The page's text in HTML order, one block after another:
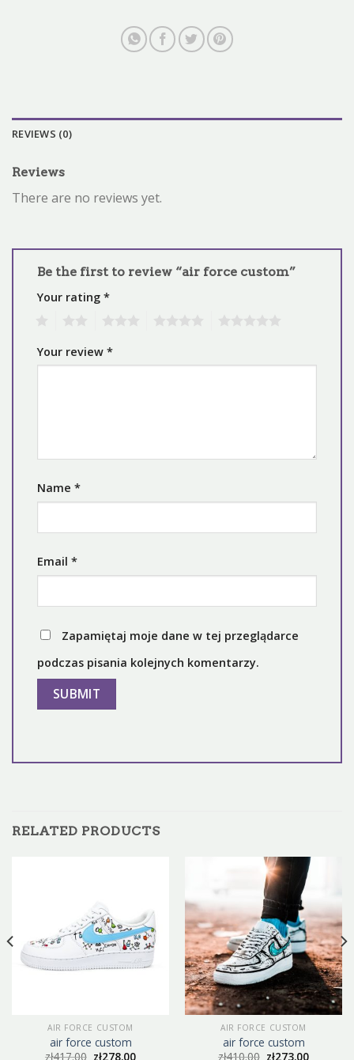
REVIEWS (0)
Reviews
There are no reviews yet.
Be the first to review “air force custom”
Your rating *
Your review *
Name *
Email *
Zapamiętaj moje dane w tej przeglądarce
podczas pisania kolejnych komentarzy.
RELATED PRODUCTS
AIR FORCE CUSTOM
air force custom
zł417.00 zł278.00
AIR FORCE CUSTOM
air force custom
zł410.00 zł273.00